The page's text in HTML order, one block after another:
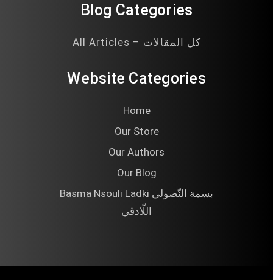
Blog Categories
All Articles – كل المقالات
Website Categories
Home
Our Store
Our Authors
Our Blog
Basma Nsouli Ladki بسمة النّصولي
اللّادقي